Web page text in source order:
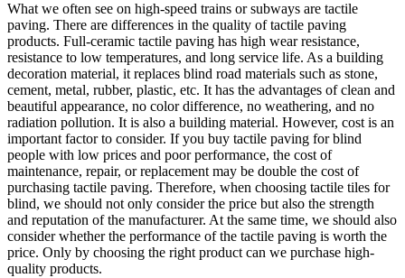
What we often see on high-speed trains or subways are tactile
paving. There are differences in the quality of tactile paving
products. Full-ceramic tactile paving has high wear resistance,
resistance to low temperatures, and long service life. As a building
decoration material, it replaces blind road materials such as stone,
cement, metal, rubber, plastic, etc. It has the advantages of clean and
beautiful appearance, no color difference, no weathering, and no
radiation pollution. It is also a building material. However, cost is an
important factor to consider. If you buy tactile paving for blind
people with low prices and poor performance, the cost of
maintenance, repair, or replacement may be double the cost of
purchasing tactile paving. Therefore, when choosing tactile tiles for
blind, we should not only consider the price but also the strength
and reputation of the manufacturer. At the same time, we should also
consider whether the performance of the tactile paving is worth the
price. Only by choosing the right product can we purchase high-
quality products.